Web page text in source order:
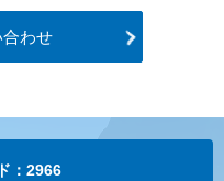
わせ
：2966